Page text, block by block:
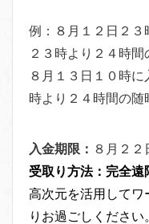
例：８月１２日２
２３時より２４時
８月１３日１０時
時より２４時間の随
入金期限： ８月２
受取り方法：完全遠
高次元を活用してワ
りお過ごしください